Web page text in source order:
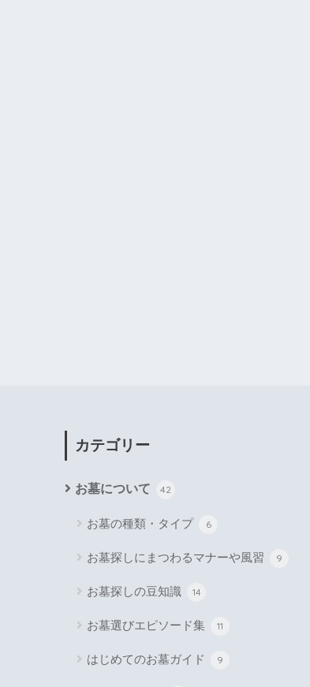
カテゴリー
お墓について 42
お墓の種類・タイプ 6
お墓探しにまつわるマナーや風習 9
お墓探しの豆知識 14
お墓選びエピソード集 11
はじめてのお墓ガイド 9